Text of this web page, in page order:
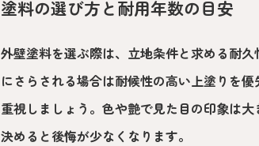
塗料の選び方と耐用年数の目安
外壁塗料を選ぶ際は、立地条件と求める耐
にさらされる場合は耐候性の高い上塗りを
重視しましょう。色や艶で見た目の印象は
決めると後悔が少なくなります。